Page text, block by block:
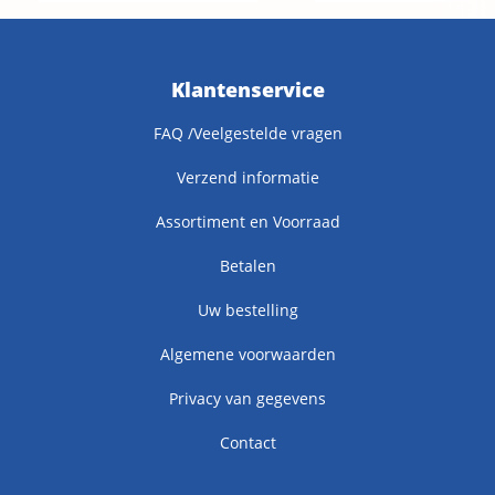
Klantenservice
FAQ /Veelgestelde vragen
Verzend informatie
Assortiment en Voorraad
Betalen
Uw bestelling
Algemene voorwaarden
Privacy van gegevens
Contact